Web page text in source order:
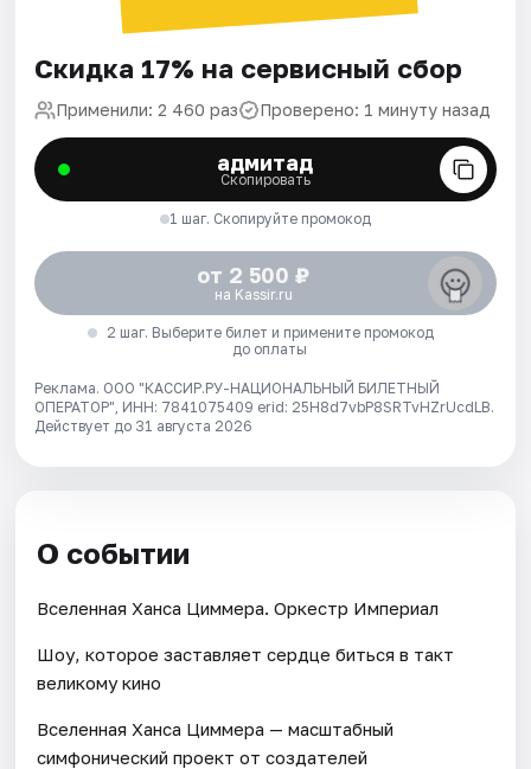
Скидка 17% на сервисный сбор
Применили: 2 460 раз Проверено: 1 минуту назад
адмитад
Скопировать
1 шаг. Скопируйте промокод
от 2 500 ₽
на Kassir.ru
2 шаг. Выберите билет и примените промокод
до оплаты
Реклама. ООО "КАССИР.РУ-НАЦИОНАЛЬНЫЙ БИЛЕТНЫЙ
ОПЕРАТОР", ИНН: 7841075409 erid: 25H8d7vbP8SRTvHZrUcdLB.
Действует до 31 августа 2026
О событии
Вселенная Ханса Циммера. Оркестр Империал
Шоу, которое заставляет сердце биться в такт
великому кино
Вселенная Ханса Циммера — масштабный
симфонический проект от создателей